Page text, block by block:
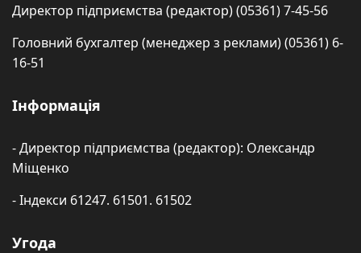
Директор підприємства (редактор) (05361) 7-45-56
Головний бухгалтер (менеджер з реклами) (05361) 6-
16-51
Інформація
- Директор підприємства (редактор): Олександр
Міщенко
- Індекси 61247. 61501. 61502
Угода